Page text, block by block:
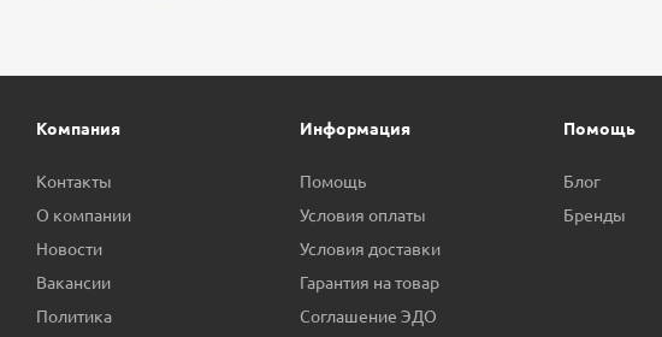
Компания
Контакты
О компании
Новости
Вакансии
Политика
Информация
Помощь
Условия оплаты
Условия доставки
Гарантия на товар
Соглашение ЭДО
Помощь
Блог
Бренды